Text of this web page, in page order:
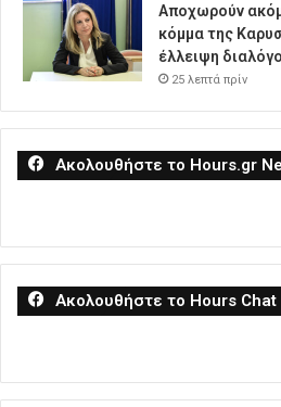
Αποχωρούν
κόμμα της
έλλειψη
25 λεπτά πρίν
Ακολουθήστε το Hours.gr
Ακολουθήστε το Hours Chat